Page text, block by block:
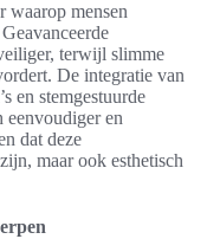
waarop mensen
terwijl slimme
De integratie van
en stemgestuurde
eenvoudiger en
dat deze
maar ook esthetisch